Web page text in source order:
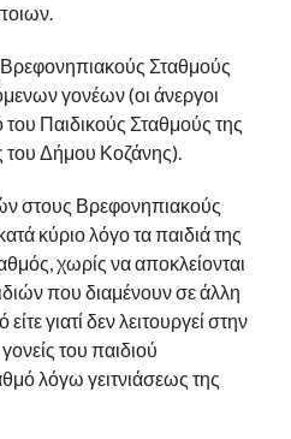
Σταθμούς
γονέων (οι άνεργοι
Παιδικούς Σταθμούς της
του Δήμου Κοζάνης).
στους Βρεφονηπιακούς
κύριο λόγο τα παιδιά της
χωρίς να αποκλείονται
που διαμένουν σε άλλη
γιατί δεν λειτουργεί στην
του παιδιού
λόγω γειτνιάσεως της